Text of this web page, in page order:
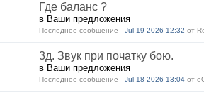
Где баланс ?
в Ваши предложения
Последнее сообщение - Jul 19 2026 12:32 от
3д. Звук при початку бою.
в Ваши предложения
Последнее сообщение - Jul 18 2026 13:04 от